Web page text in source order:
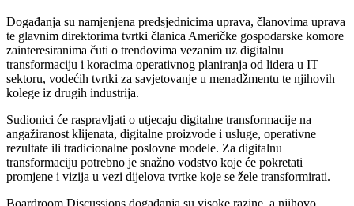
Događanja su namjenjena predsjednicima uprava, članovima uprava
te glavnim direktorima tvrtki članica Američke gospodarske komore
zainteresiranima čuti o trendovima vezanim uz digitalnu
transformaciju i koracima operativnog planiranja od lidera u IT
sektoru, vodećih tvrtki za savjetovanje u menadžmentu te njihovih
kolege iz drugih industrija.
Sudionici će raspravljati o utjecaju digitalne transformacije na
angažiranost klijenata, digitalne proizvode i usluge, operativne
rezultate ili tradicionalne poslovne modele. Za digitalnu
transformaciju potrebno je snažno vodstvo koje će pokretati
promjene i vizija u vezi dijelova tvrtke koje se žele transformirati.
Boardroom Discussions događanja su visoke razine, a njihovo